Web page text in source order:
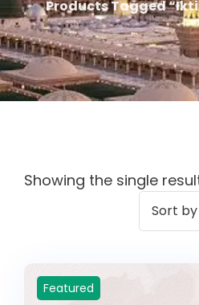
Products Tagged
Showing the single
Featured